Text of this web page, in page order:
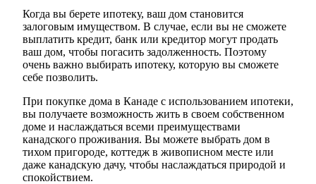
Когда вы берете ипотеку, ваш дом становится
залоговым имуществом. В случае, если вы не сможете
выплатить кредит, банк или кредитор могут продать
ваш дом, чтобы погасить задолженность. Поэтому
очень важно выбирать ипотеку, которую вы сможете
себе позволить.
При покупке дома в Канаде с использованием ипотеки,
вы получаете возможность жить в своем собственном
доме и наслаждаться всеми преимуществами
канадского проживания. Вы можете выбрать дом в
тихом пригороде, коттедж в живописном месте или
даже канадскую дачу, чтобы наслаждаться природой и
спокойствием.